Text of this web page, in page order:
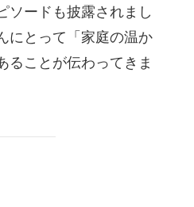
ソードも披露されまし
にとって「家庭の温か
ることが伝わってきま